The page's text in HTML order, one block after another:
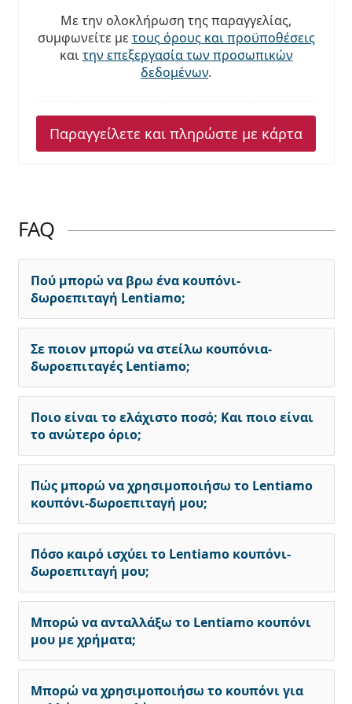
Prada
Με την ολοκλήρωση της παραγγελίας,
συμφωνείτε μετους όρους και προϋποθέσεις
καιτην επεξεργασία των προσωπικών
δεδομένων.
Παραγγείλετε και πληρώστε με κάρτα
FAQ
Πού μπορώ να βρω ένα κουπόνι-
δωροεπιταγή Lentiamo;
Σε ποιον μπορώ να στείλω κουπόνια-
δωροεπιταγές Lentiamo;
Ποιο είναι το ελάχιστο ποσό; Και ποιο είναι
το ανώτερο όριο;
Πώς μπορώ να χρησιμοποιήσω το Lentiamo
κουπόνι-δωροεπιταγή μου;
Πόσο καιρό ισχύει το Lentiamo κουπόνι-
δωροεπιταγή μου;
Μπορώ να ανταλλάξω το Lentiamo κουπόνι
μου με χρήματα;
Μπορώ να χρησιμοποιήσω το κουπόνι για